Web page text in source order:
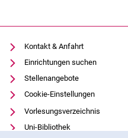
Kontakt & Anfahrt
Einrichtungen suchen
Stellenangebote
Cookie-Einstellungen
Vorlesungsverzeichnis
Uni-Bibliothek